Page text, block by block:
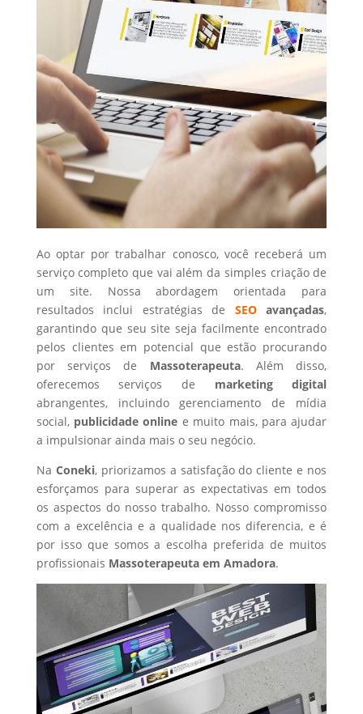
Ao optar por trabalhar conosco, você receberá um
serviço completo que vai além da simples criação de
um site. Nossa abordagem orientada para
resultados inclui estratégias de SEOavançadas,
garantindo que seu site seja facilmente encontrado
pelos clientes em potencial que estão procurando
por serviços de Massoterapeuta. Além disso,
oferecemos serviços de marketing digital
abrangentes, incluindo gerenciamento de mídia
social, publicidade online e muito mais, para ajudar
a impulsionar ainda mais o seu negócio.
Na Coneki, priorizamos a satisfação do cliente e nos
esforçamos para superar as expectativas em todos
os aspectos do nosso trabalho. Nosso compromisso
com a excelência e a qualidade nos diferencia, e é
por isso que somos a escolha preferida de muitos
profissionais Massoterapeutaem Amadora.